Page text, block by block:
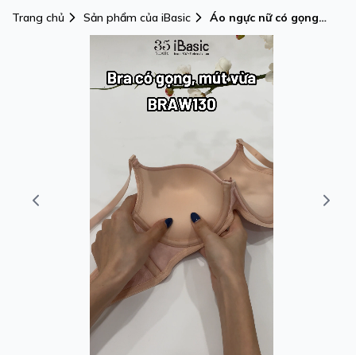
Trang chủ Sản phẩm của iBasic
Áo ngực nữ có gọng
iBasic mút vừa mặc áo
dài Tshirt Smoothies -
BRAW130